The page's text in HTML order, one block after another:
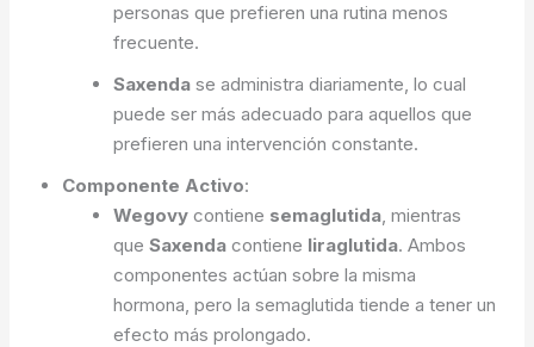
personas que prefieren una rutina menos
frecuente.
Saxendase administra diariamente, lo cual
puede ser más adecuado para aquellos que
prefieren una intervención constante.
Componente Activo:
Wegovycontiene semaglutida, mientras
que Saxendacontiene liraglutida. Ambos
componentes actúan sobre la misma
hormona, pero la semaglutida tiende a tener un
efecto más prolongado.